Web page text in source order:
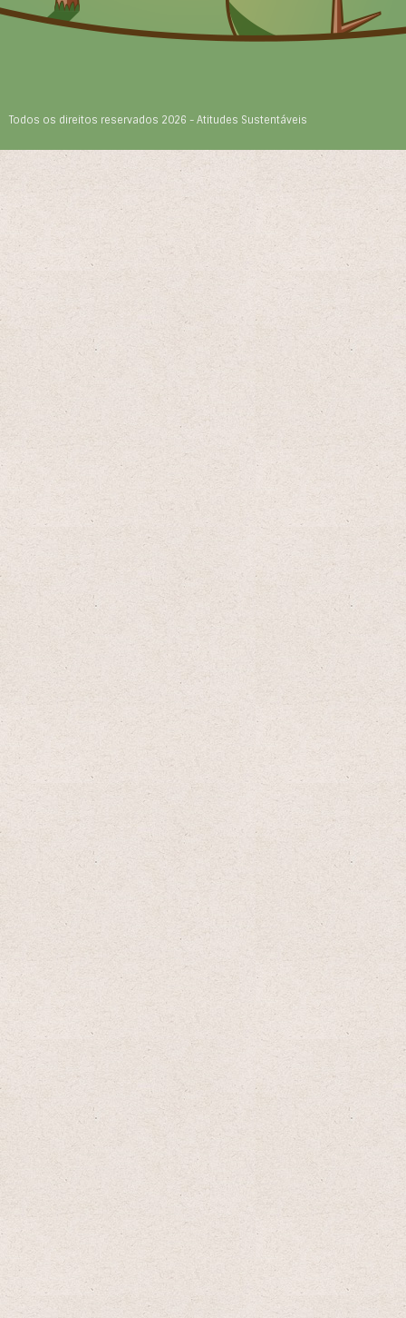
Todos os direitos reservados 2026 - Atitudes Sustentáveis